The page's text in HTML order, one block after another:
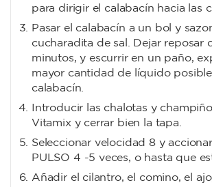
para dirigir el calabacín hacia las
Pasar el calabacín a un bol y
cucharadita de sal. Dejar reposar
minutos, y escurrir en un paño,
mayor cantidad de líquido posible
calabacín.
Introducir las chalotas y
Vitamix y cerrar bien la tapa.
Seleccionar velocidad 8 y
PULSO 4 -5 veces, o hasta que
Añadir el cilantro, el comino, el